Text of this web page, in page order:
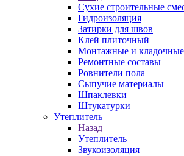
Сухие строительные
Гидроизоляция
Затирки для швов
Клей плиточный
Монтажные и кладочные
Ремонтные составы
Ровнители пола
Сыпучие материалы
Шпаклевки
Штукатурки
Утеплитель
Назад
Утеплитель
Звукоизоляция